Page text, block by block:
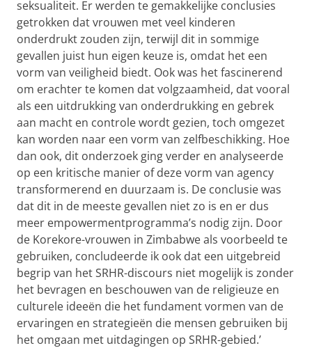
seksualiteit. Er werden te gemakkelijke conclusies
getrokken dat vrouwen met veel kinderen
onderdrukt zouden zijn, terwijl dit in sommige
gevallen juist hun eigen keuze is, omdat het een
vorm van veiligheid biedt. Ook was het fascinerend
om erachter te komen dat volgzaamheid, dat vooral
als een uitdrukking van onderdrukking en gebrek
aan macht en controle wordt gezien, toch omgezet
kan worden naar een vorm van zelfbeschikking. Hoe
dan ook, dit onderzoek ging verder en analyseerde
op een kritische manier of deze vorm van agency
transformerend en duurzaam is. De conclusie was
dat dit in de meeste gevallen niet zo is en er dus
meer empowermentprogramma’s nodig zijn. Door
de Korekore-vrouwen in Zimbabwe als voorbeeld te
gebruiken, concludeerde ik ook dat een uitgebreid
begrip van het SRHR-discours niet mogelijk is zonder
het bevragen en beschouwen van de religieuze en
culturele ideeën die het fundament vormen van de
ervaringen en strategieën die mensen gebruiken bij
het omgaan met uitdagingen op SRHR-gebied.’